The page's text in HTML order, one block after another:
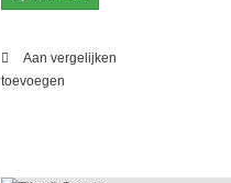
Aan vergelijken
toevoegen